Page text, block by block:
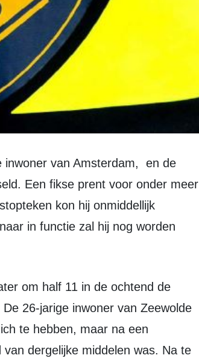
Een fikse prent voor onder meer
kon hij onmiddellijk
in functie zal hij nog worden
26-jarige inwoner van Zeewolde
te hebben, maar na een
dergelijke middelen was. Na te